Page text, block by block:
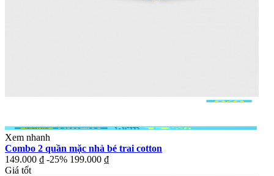
Xem nhanh
Combo 2 quần mặc nhà bé trai cotton
149.000 ₫ -25% 199.000 ₫
Giá tốt